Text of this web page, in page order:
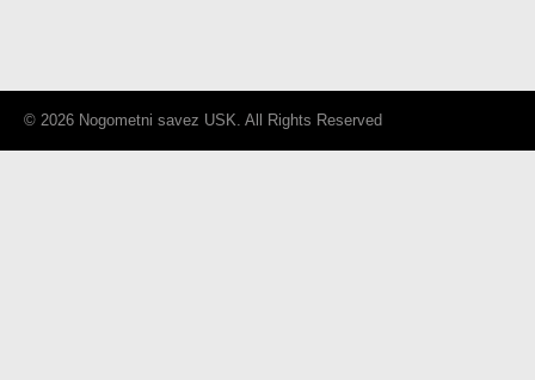
© 2026 Nogometni savez USK. All Rights Reserved